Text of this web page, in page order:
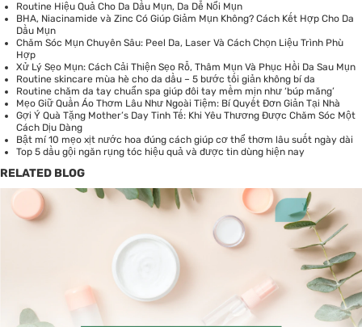
Routine Hiệu Quả Cho Da Dầu Mụn, Da Dễ Nổi Mụn
BHA, Niacinamide và Zinc Có Giúp Giảm Mụn Không? Cách Kết Hợp Cho Da
Dầu Mụn
Chăm Sóc Mụn Chuyên Sâu: Peel Da, Laser Và Cách Chọn Liệu Trình Phù
Hợp
Xử Lý Sẹo Mụn: Cách Cải Thiện Sẹo Rỗ, Thâm Mụn Và Phục Hồi Da Sau Mụn
Routine skincare mùa hè cho da dầu – 5 bước tối giản không bí da
Routine chăm da tay chuẩn spa giúp đôi tay mềm mịn như ‘búp măng’
Mẹo Giữ Quần Áo Thơm Lâu Như Ngoài Tiệm: Bí Quyết Đơn Giản Tại Nhà
Gợi Ý Quà Tặng Mother’s Day Tinh Tế: Khi Yêu Thương Được Chăm Sóc Một
Cách Dịu Dàng
Bật mí 10 mẹo xịt nước hoa đúng cách giúp cơ thể thơm lâu suốt ngày dài
Top 5 dầu gội ngăn rụng tóc hiệu quả và được tin dùng hiện nay
RELATED BLOG